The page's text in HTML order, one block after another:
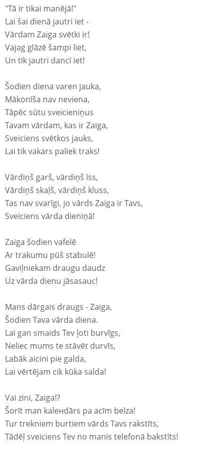
"Tā ir tikai manējā!"
Lai šai dienā jautri iet -
Vārdam Zaiga svētki ir!
Vajag glāzē šampi liet,
Un tik jautri dancī iet!
Šodien diena varen jauka,
Mākonīša nav neviena,
Tāpēc sūtu sveicieniņus
Tavam vārdam, kas ir Zaiga,
Sveiciens svētkos jauks,
Lai tik vakars paliek traks!
Vārdiņš garš, vārdiņš īss,
Vārdiņš skaļš, vārdiņš kluss,
Tas nav svarīgi, jo vārds Zaiga ir Tavs,
Sveiciens vārda dieniņā!
Zaiga šodien vafelē
Ar trakumu pūš stabulē!
Gaviļniekam draugu daudz
Uz vārda dienu jāsasauc!
Mans dārgais draugs - Zaiga,
Šodien Tava vārda diena.
Lai gan smaids Tev ļoti burvīgs,
Neliec mums te stāvēt durvīs,
Labāk aicini pie galda,
Lai vērtējam cik kūka salda!
Vai zini, Zaiga!?
Šorīt man kaleнdārs pa acīm belza!
Tur trekniem burtiem vārds Tavs rakstīts,
Tādēļ sveiciens Tev no manis telefonā bakstīts!